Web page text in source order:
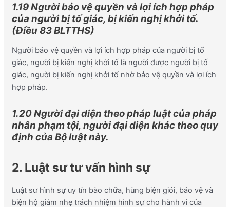
1.19 Người bảo vệ quyền và lợi ích hợp pháp
của người bị tố giác, bị kiến nghị khởi tố.
(Điều 83 BLTTHS)
Người bảo vệ quyền và lợi ích hợp pháp của người bị tố
giác, người bị kiến nghị khởi tố là người được người bị tố
giác, người bị kiến nghị khởi tố nhờ bảo vệ quyền và lợi ích
hợp pháp.
1.20 Người đại diện theo pháp luật của pháp
nhân phạm tội, người đại diện khác theo quy
định của Bộ luật này.
2. Luật sư tư vấn hình sự
Luật sư hình sự uy tín bào chữa, hùng biện giỏi, bảo vệ và
biện hộ giảm nhẹ trách nhiệm hình sự cho hành vi của